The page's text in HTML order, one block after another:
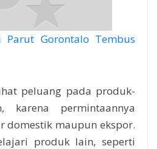
Parut Gorontalo Tembus
peluang pada produk-
karena permintaannya
domestik maupun ekspor.
produk lain, seperti